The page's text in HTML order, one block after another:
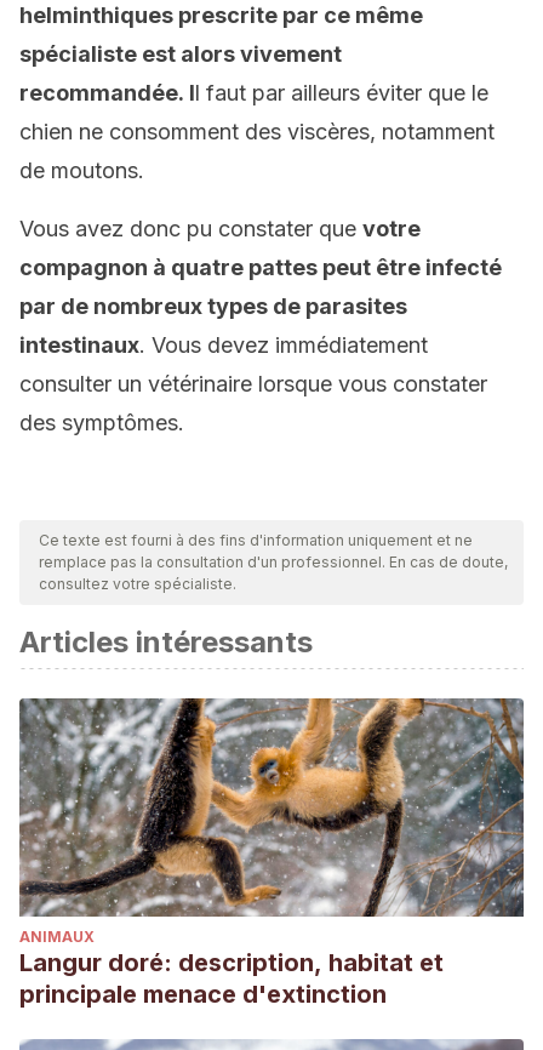
helminthiques prescrite par ce même
spécialiste est alorsvivement
recommandée. Il faut par ailleurs éviter que le
chien ne consomment des viscères, notamment
de moutons.
Vous avez donc pu constater que votre
compagnon à quatre pattes peut être infecté
par de nombreux types de parasites
intestinaux. Vous devez immédiatement
consulter un vétérinaire lorsque vous constater
des symptômes.
Ce texte est fourni à des fins d'information uniquement et ne
remplace pas la consultation d'un professionnel. En cas de doute,
consultez votre spécialiste.
Articles intéressants
ANIMAUX
Langur doré: description, habitat et
principale menace d'extinction